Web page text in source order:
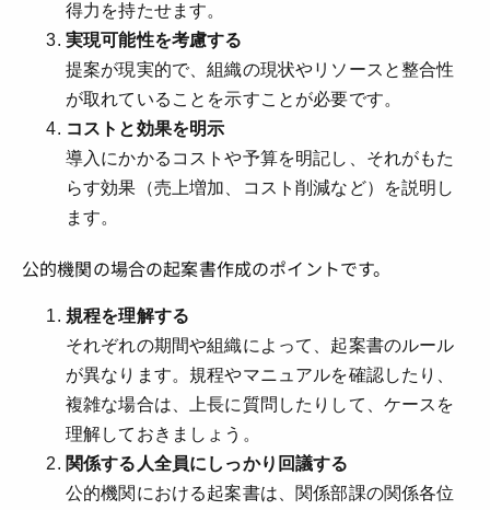
得力を持たせます。
実現可能性を考慮する
提案が現実的で、組織の現状やリソースと整合性
が取れていることを示すことが必要です。
コストと効果を明示
導入にかかるコストや予算を明記し、それがもた
らす効果（売上増加、コスト削減など）を説明し
ます。
公的機関の場合の起案書作成のポイントです。
規程を理解する
それぞれの期間や組織によって、起案書のルール
が異なります。規程やマニュアルを確認したり、
複雑な場合は、上長に質問したりして、ケースを
理解しておきましょう。
関係する人全員にしっかり回議する
公的機関における起案書は、関係部課の関係各位